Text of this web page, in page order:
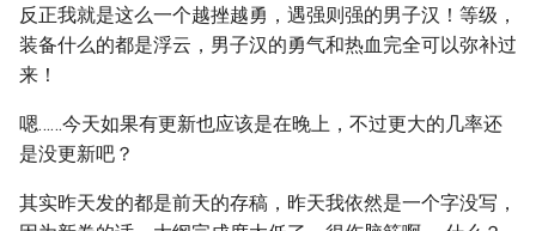
反正我就是这么一个越挫越勇，遇强则强的男子汉！等级，
装备什么的都是浮云，男子汉的勇气和热血完全可以弥补过
来！
嗯……今天如果有更新也应该是在晚上，不过更大的几率还
是没更新吧？
其实昨天发的都是前天的存稿，昨天我依然是一个字没写，